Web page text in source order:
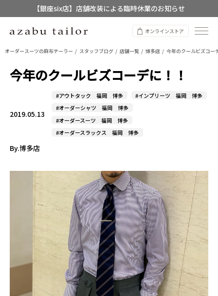
【店舗限定】レディースオーダースーツ
8/12~8/16 夏季休業のお知らせオンラインストア
オーダースーツの麻布テーラー スタッフブログ 店舗一覧 博多店 今年のクールビズコー
今年のクールビズコーデに！！
2019.05.13
#アウトタック 福岡 博多
#インプリーツ 福岡 博多
#オーダーシャツ 福岡 博多
#オーダースーツ 福岡 博多
#オーダースラックス 福岡 博多
By.博多店